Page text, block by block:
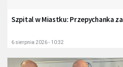
Szpital w Miastku: Przepychanka
6 sierpnia 2026 - 10:32